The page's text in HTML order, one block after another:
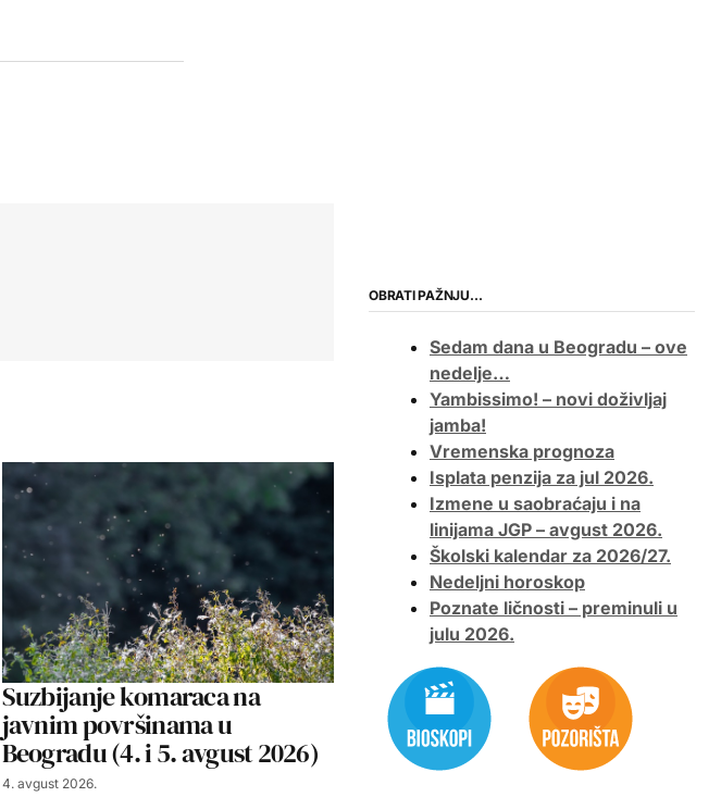
Suzbijanje komaraca na
javnim površinama u
Beogradu (4. i 5. avgust 2026)
4. avgust 2026.
OBRATI PAŽNJU…
Sedam dana u Beogradu – ove
nedelje…
Yambissimo! – novi doživljaj
jamba!
Vremenska prognoza
Isplata penzija za jul 2026.
Izmene u saobraćaju i na
linijama JGP – avgust 2026.
Školski kalendar za 2026/27.
Nedeljni horoskop
Poznate ličnosti – preminuli u
julu 2026.